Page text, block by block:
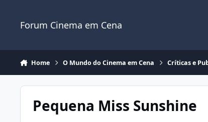
Forum Cinema em Cena
Home O Mundo do Cinema em Cena Críticas e
Pequena Miss Sunshine